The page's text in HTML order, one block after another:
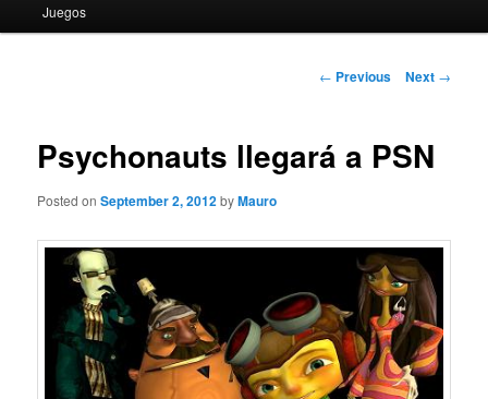
to
Juegos
Post
← Previous Next →
Psychonauts llegará a PSN
Posted onSeptember 2, 2012byMauro